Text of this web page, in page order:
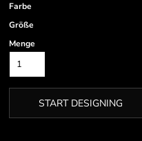
Farbe
Größe
Menge
START DESIGNING